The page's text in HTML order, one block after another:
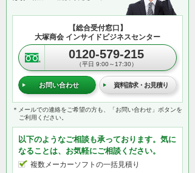
【総合受付窓口】
大塚商会 インサイドビジネスセンター
0120-579-215
（平日 9:00～17:30）
お問い合わせ 資料請求・お見積り
＊メールでの連絡をご希望の方も、「お問い合わせ」ボタンを
ご利用ください。
以下のようなご相談も承っております。気に
なることは、お気軽にご相談ください。
複数メーカーソフトの一括見積り